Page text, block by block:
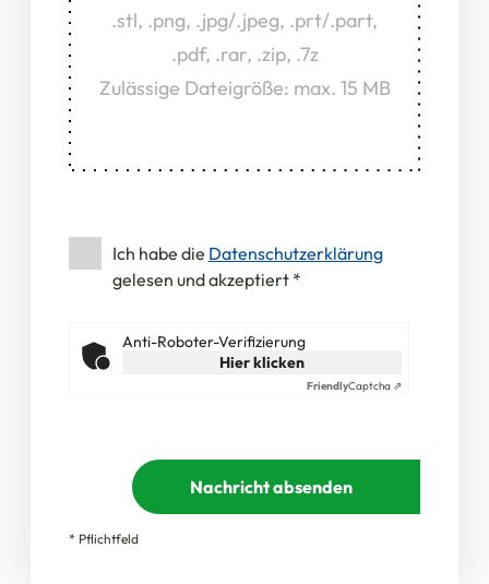
.stl, .png, .jpg/.jpeg, .prt/.part,
.pdf, .rar, .zip, .7z
Zulässige Dateigröße: max. 15 MB
Ich habe die Datenschutzerklärung
gelesen und akzeptiert *
Anti-Roboter-Verifizierung
Hier klicken
FriendlyCaptcha ⇗
Nachricht absenden
* Pflichtfeld